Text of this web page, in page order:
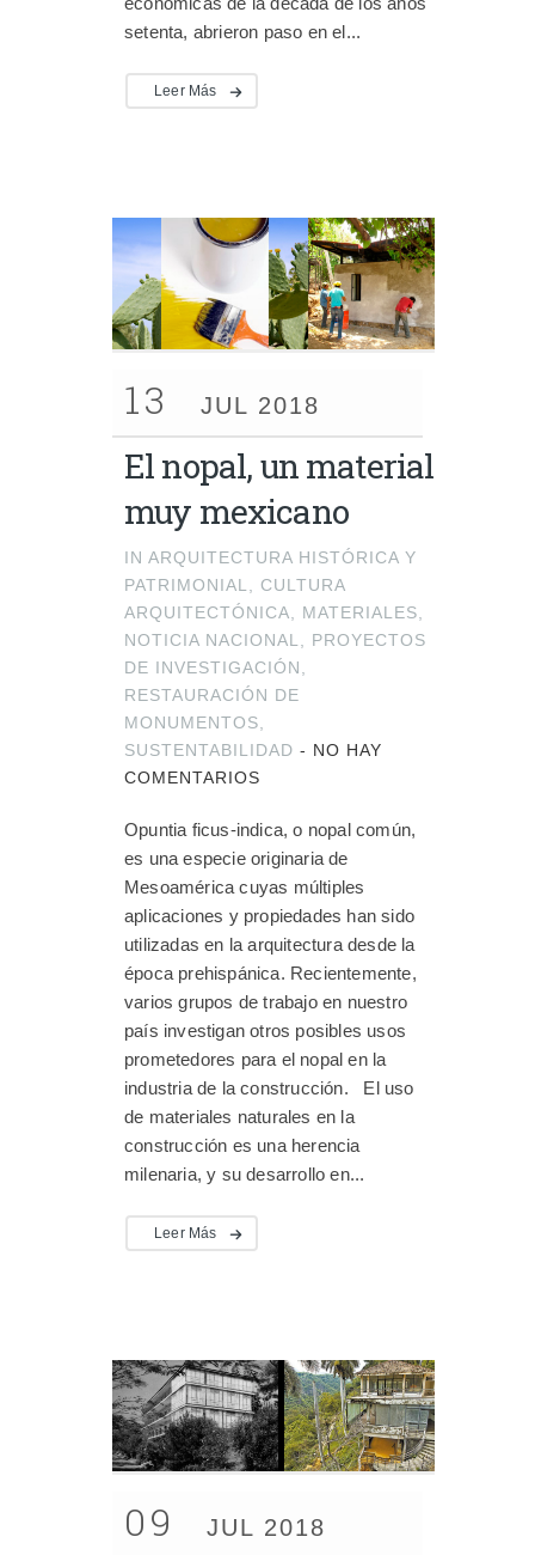
setenta, abrieron paso en el...
Leer Más
13 JUL 2018
El nopal, un material
muy mexicano
IN ARQUITECTURA HISTÓRICA Y
PATRIMONIAL
CULTURA
ARQUITECTÓNICA
MATERIALES
NOTICIA NACIONAL
PROYECTOS
DE INVESTIGACIÓN
RESTAURACIÓN DE
MONUMENTOS
SUSTENTABILIDAD - NO HAY
COMENTARIOS
Opuntia ficus-indica, o nopal común,
es una especie originaria de
Mesoamérica cuyas múltiples
aplicaciones y propiedades han sido
utilizadas en la arquitectura desde la
época prehispánica. Recientemente,
varios grupos de trabajo en nuestro
país investigan otros posibles usos
prometedores para el nopal en la
industria de la construcción. El uso
de materiales naturales en la
construcción es una herencia
milenaria, y su desarrollo en...
Leer Más
09 JUL 2018